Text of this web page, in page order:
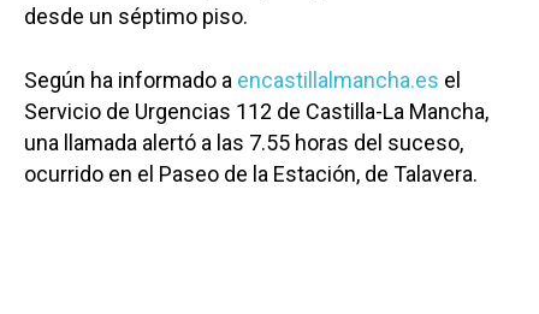
desde un séptimo piso.
Según ha informado a encastillalmancha.es el
Servicio de Urgencias 112 de Castilla-La Mancha,
una llamada alertó a las 7.55 horas del suceso,
ocurrido en el Paseo de la Estación, de Talavera.